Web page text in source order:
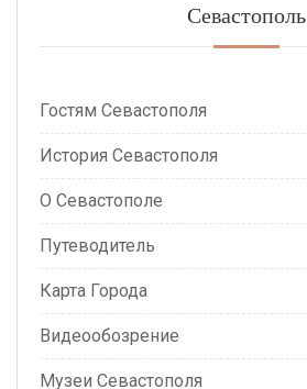
Севастополь
Гостям Севастополя
История Севастополя
О Севастополе
Путеводитель
Карта Города
Видеообозрение
Музеи Севастополя